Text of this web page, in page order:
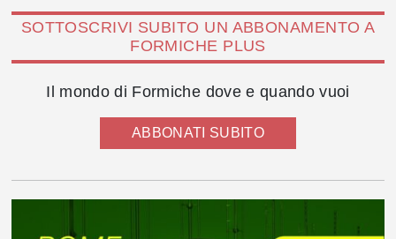
SOTTOSCRIVI SUBITO UN ABBONAMENTO A
FORMICHE PLUS
Il mondo di Formiche dove e quando vuoi
ABBONATI SUBITO